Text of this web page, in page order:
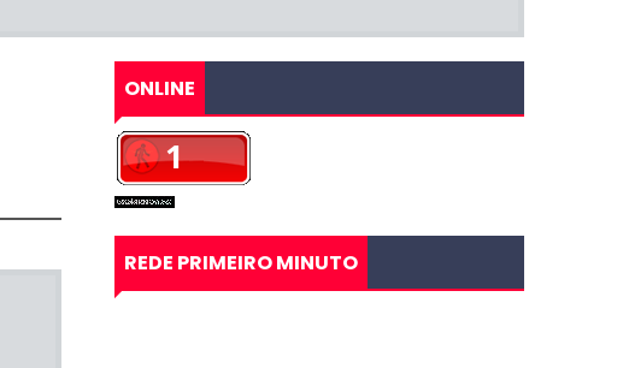
ONLINE
REDE PRIMEIRO MINUTO